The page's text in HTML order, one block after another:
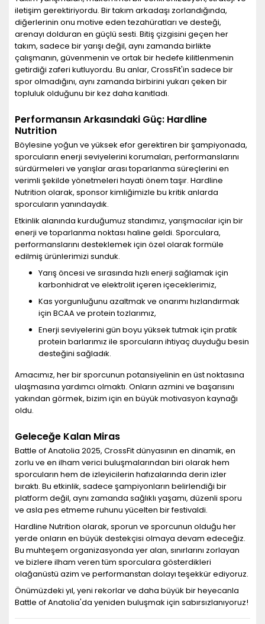
iletişim gerektiriyordu. Bir takım arkadaşı zorlandığında,
diğerlerinin onu motive eden tezahüratları ve desteği,
arenayı dolduran en güçlü sesti. Bitiş çizgisini geçen her
takım, sadece bir yarışı değil, aynı zamanda birlikte
çalışmanın, güvenmenin ve ortak bir hedefe kilitlenmenin
getirdiği zaferi kutluyordu. Bu anlar, CrossFit'in sadece bir
spor olmadığını, aynı zamanda birbirini yukarı çeken bir
topluluk olduğunu bir kez daha kanıtladı.
Performansın Arkasındaki Güç: Hardline
Nutrition
Böylesine yoğun ve yüksek efor gerektiren bir şampiyonada,
sporcuların enerji seviyelerini korumaları, performanslarını
sürdürmeleri ve yarışlar arası toparlanma süreçlerini en
verimli şekilde yönetmeleri hayati önem taşır. Hardline
Nutrition olarak, sponsor kimliğimizle bu kritik anlarda
sporcuların yanındaydık.
Etkinlik alanında kurduğumuz standımız, yarışmacılar için bir
enerji ve toparlanma noktası haline geldi. Sporculara,
performanslarını desteklemek için özel olarak formüle
edilmiş ürünlerimizi sunduk.
Yarış öncesi ve sırasında hızlı enerji sağlamak için
karbonhidrat ve elektrolit içeren içeceklerimiz,
Kas yorgunluğunu azaltmak ve onarımı hızlandırmak
için BCAA ve protein tozlarımız,
Enerji seviyelerini gün boyu yüksek tutmak için pratik
protein barlarımız ile sporcuların ihtiyaç duyduğu besin
desteğini sağladık.
Amacımız, her bir sporcunun potansiyelinin en üst noktasına
ulaşmasına yardımcı olmaktı. Onların azmini ve başarısını
yakından görmek, bizim için en büyük motivasyon kaynağı
oldu.
Geleceğe Kalan Miras
Battle of Anatolia 2025, CrossFit dünyasının en dinamik, en
zorlu ve en ilham verici buluşmalarından biri olarak hem
sporcuların hem de izleyicilerin hafızalarında derin izler
bıraktı. Bu etkinlik, sadece şampiyonların belirlendiği bir
platform değil, aynı zamanda sağlıklı yaşamı, düzenli sporu
ve asla pes etmeme ruhunu yücelten bir festivaldi.
Hardline Nutrition olarak, sporun ve sporcunun olduğu her
yerde onların en büyük destekçisi olmaya devam edeceğiz.
Bu muhteşem organizasyonda yer alan, sınırlarını zorlayan
ve bizlere ilham veren tüm sporculara gösterdikleri
olağanüstü azim ve performanstan dolayı teşekkür ediyoruz.
Önümüzdeki yıl, yeni rekorlar ve daha büyük bir heyecanla
Battle of Anatolia'da yeniden buluşmak için sabırsızlanıyoruz!